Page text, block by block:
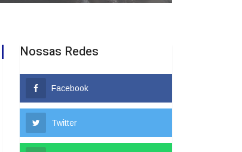
Nossas Redes
Facebook
Twitter